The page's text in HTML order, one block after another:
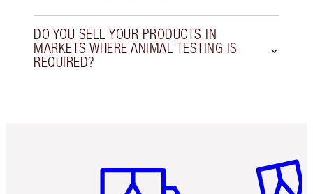
DO YOU SELL YOUR PRODUCTS IN
MARKETS WHERE ANIMAL TESTING IS
REQUIRED?